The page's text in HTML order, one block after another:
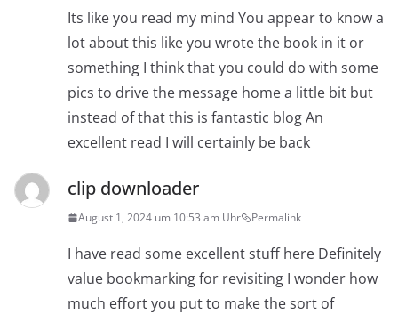
Its like you read my mind You appear to know a
lot about this like you wrote the book in it or
something I think that you could do with some
pics to drive the message home a little bit but
instead of that this is fantastic blog An
excellent read I will certainly be back
clip downloader
August 1, 2024 um 10:53 am Uhr Permalink
I have read some excellent stuff here Definitely
value bookmarking for revisiting I wonder how
much effort you put to make the sort of